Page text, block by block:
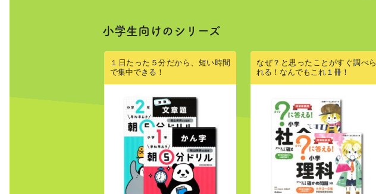
小学生向けのシリーズ
１日たった５分だから、短い時間
で集中できる！
なぜ？と思ったことがすぐ調べら
れる！なんでもこれ１冊！